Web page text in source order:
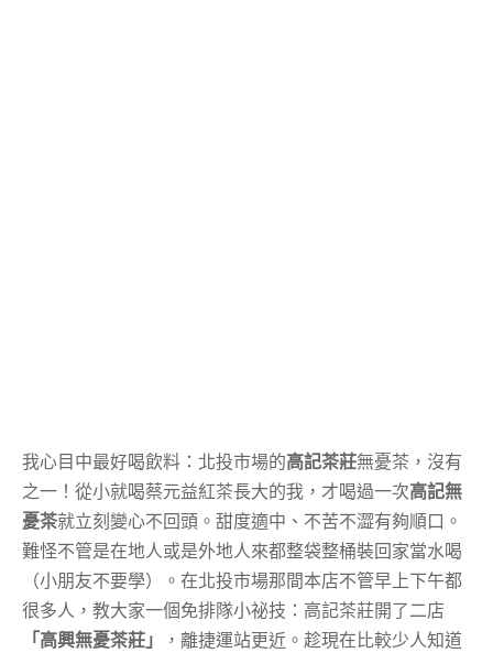
我心目中最好喝飲料：北投市場的高記茶莊無憂茶，沒有
之一！從小就喝蔡元益紅茶長大的我，才喝過一次高記無
憂茶就立刻變心不回頭。甜度適中、不苦不澀有夠順口。
難怪不管是在地人或是外地人來都整袋整桶裝回家當水喝
（小朋友不要學）。在北投市場那間本店不管早上下午都
很多人，教大家一個免排隊小祕技：高記茶莊開了二店
「高興無憂茶莊」
，離捷運站更近。趁現在比較少人知道